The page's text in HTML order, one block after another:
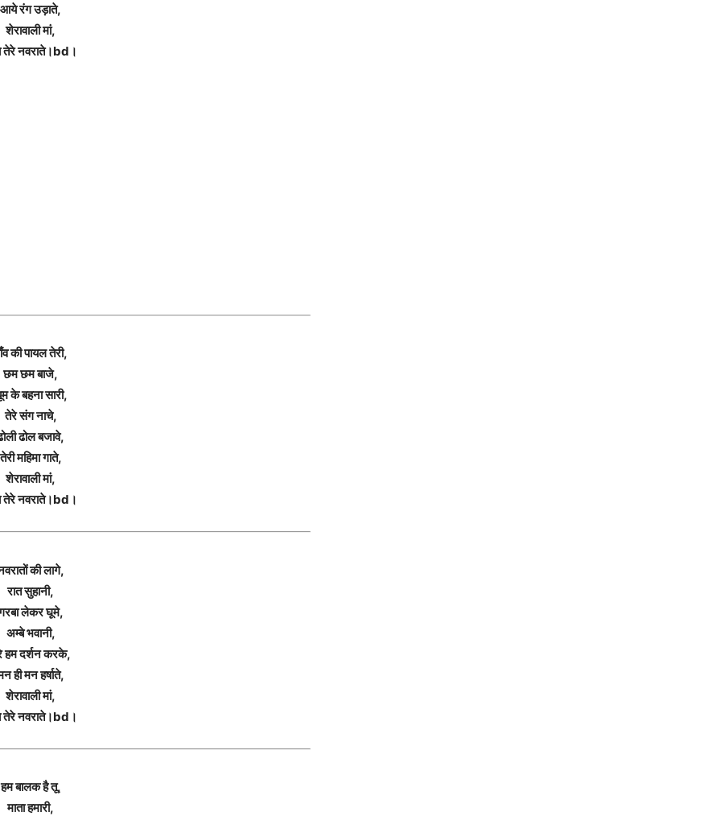
आये रंग उड़ाते,
शेरावाली मां,
नवराते।bd।
की पायल तेरी,
छम छम बाजे,
के बहना सारी,
तेरे संग नाचे,
ढोल बजावे,
तेरी महिमा गाते,
शेरावाली मां,
नवराते।bd।
की लागे,
रात सुहानी,
लेकर घूमे,
अम्बे भवानी,
हम दर्शन करके,
ही मन हर्षाते,
शेरावाली मां,
नवराते।bd।
हम बालक है तू,
माता हमारी,